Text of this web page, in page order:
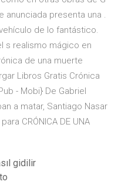
anunciada presenta una .
de lo fantástico.
s realismo mágico en
de una muerte
Libros Gratis Crónica
- Mobi} De Gabriel
a matar, Santiago Nasar
CRÓNICA DE UNA
gidilir